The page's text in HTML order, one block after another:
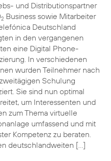
und Distributionspartner
2Business sowie Mitarbeiter
Deutschland
in den vergangenen
eine Digital Phone-
In verschiedenen
wurden Teilnehmer nach
Schulung
Sie sind nun optimal
um Interessenten und
zum Thema virtuelle
umfassend und mit
Kompetenz zu beraten.
deutschlandweiten […]